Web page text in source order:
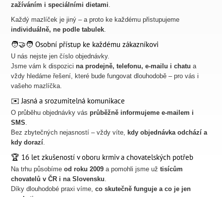
zažíváním i speciálními dietami.
Každý mazlíček je jiný – a proto ke každému přistupujeme
individuálně, ne podle tabulek.
🧑‍🤝‍🧑 Osobní přístup ke každému zákazníkovi
U nás nejste jen číslo objednávky.
Jsme vám k dispozicina prodejně, telefonu, e-mailu i chatu a
vždy hledáme řešení, které bude fungovat dlouhodobě – pro vás i
vašeho mazlíčka.
✉️ Jasná a srozumitelná komunikace
O průběhu objednávky vásprůběžně informujeme e-mailem i
SMS.
Bez zbytečných nejasností – vždy víte, kdy objednávka odchází a
kdy dorazí.
🏆 16 let zkušeností v oboru krmiv a chovatelských potřeb
Na trhu působímeod roku 2009 a pomohli jsme užtisícům
chovatelů v ČR i na Slovensku.
Díky dlouhodobé praxi víme,co skutečně funguje a co je jen